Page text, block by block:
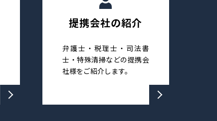
提携会社の紹介
弁護士・税理士・司法書
士・特殊清掃などの提携会
社様をご紹介します。